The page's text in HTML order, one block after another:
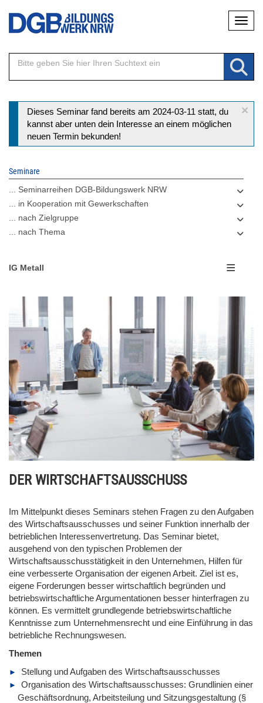
Direkt
Inhalt
×
Statusmeldung
Dieses Seminar fand bereits am 2024-03-11 statt, du
kannst aber unten dein Interesse an einem möglichen
neuen Termin bekunden!
Seminare
... Seminarreihen DGB-Bildungswerk NRW
... in Kooperation mit Gewerkschaften
... nach Zielgruppe
... nach Thema
IG Metall
DER WIRTSCHAFTSAUSSCHUSS
Im Mittelpunkt dieses Seminars stehen Fragen zu den Aufgaben
des Wirtschaftsausschusses und seiner Funktion innerhalb der
betrieblichen Interessenvertretung. Das Seminar bietet,
ausgehend von den typischen Problemen der
Wirtschaftsausschusstätigkeit in den Unternehmen, Hilfen für
eine verbesserte Organisation der eigenen Arbeit. Ziel ist es,
eigene Forderungen besser wirtschaftlich begründen und
betriebswirtschaftliche Argumentationen besser hinterfragen zu
können. Es vermittelt grundlegende betriebswirtschaftliche
Kenntnisse zum Unternehmensrecht und eine Einführung in das
betriebliche Rechnungswesen.
Themen
Stellung und Aufgaben des Wirtschaftsausschusses
Organisation des Wirtschaftsausschusses: Grundlinien einer
Geschäftsordnung, Arbeitsteilung und Sitzungsgestaltung (§